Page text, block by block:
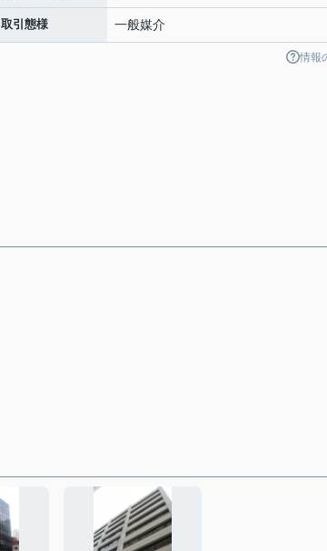
取引態様 一般媒介
情報